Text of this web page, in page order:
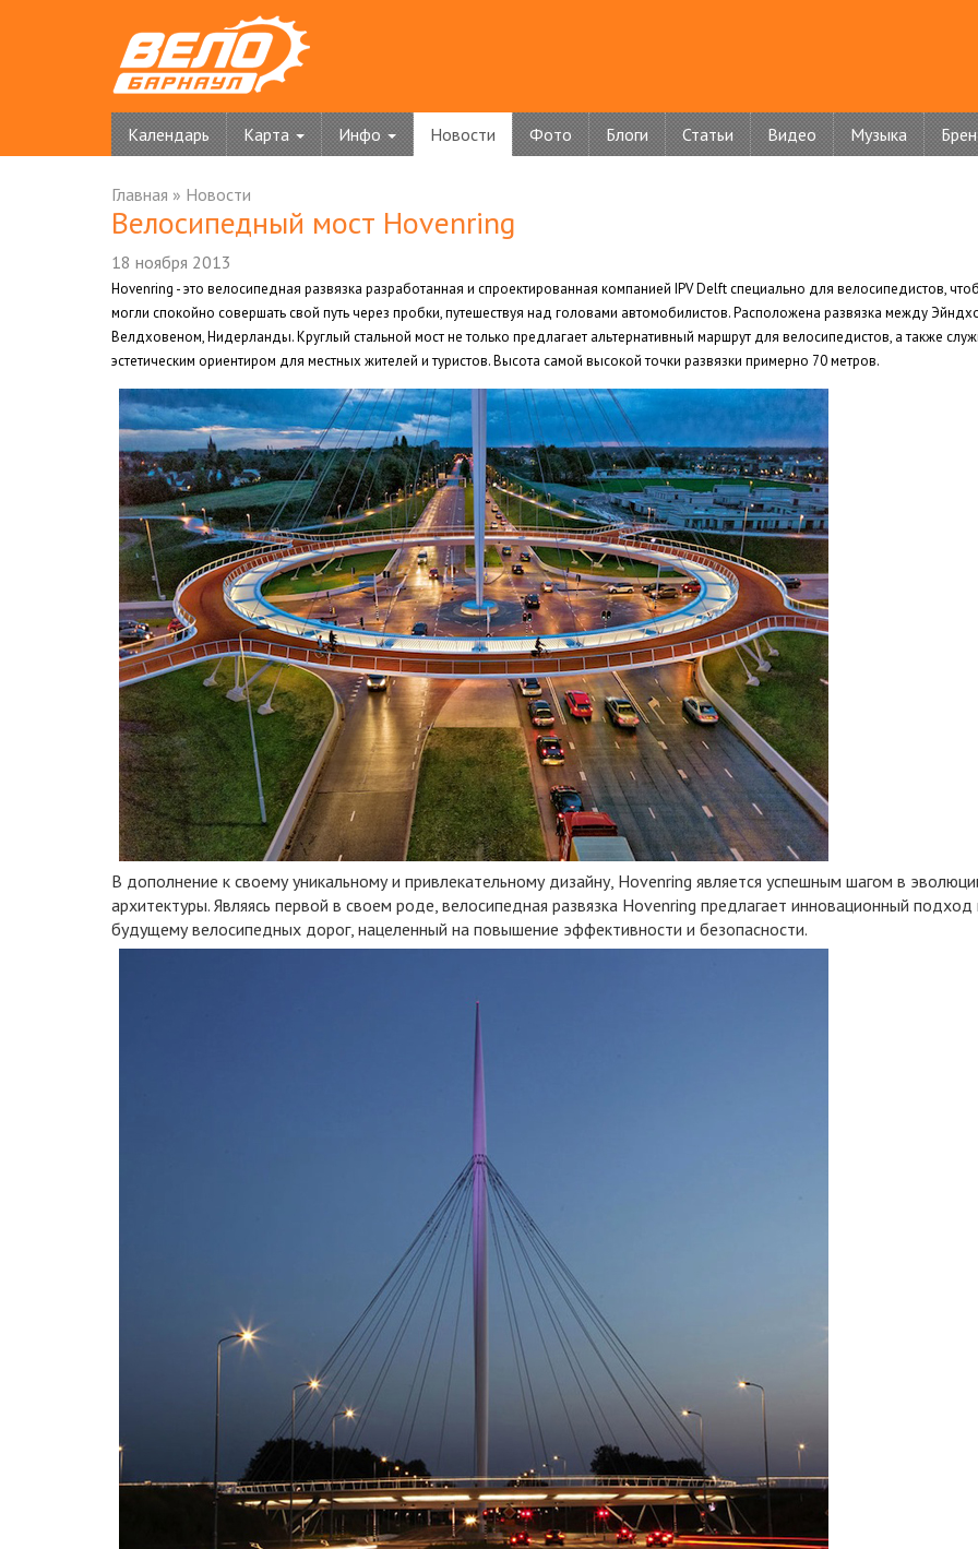
Календарь Карта Инфо Новости Фото Блоги Статьи Видео Музыка
Главная » Новости
Велосипедный мост Hovenring
18 ноября 2013
Hovenring - это велосипедная развязка разработанная и спроектированная компанией IPV Delft специально для велосипедистов,
могли спокойно совершать свой путь через пробки, путешествуя над головами автомобилистов. Расположена развязка между
Велдховеном, Нидерланды. Круглый стальной мост не только предлагает альтернативный маршрут для велосипедистов, а также
эстетическим ориентиром для местных жителей и туристов. Высота самой высокой точки развязки примерно 70 метров.
В дополнение к своему уникальному и привлекательному дизайну, Hovenring является успешным шагом в
архитектуры. Являясь первой в своем роде, велосипедная развязка Hovenring предлагает инновационный подход
будущему велосипедных дорог, нацеленный на повышение эффективности и безопасности.